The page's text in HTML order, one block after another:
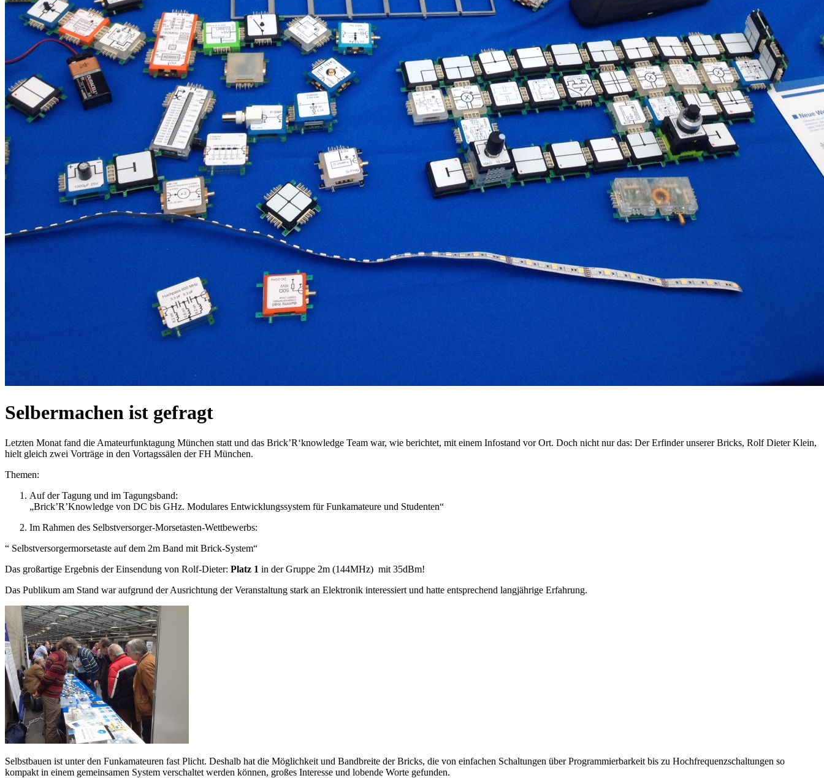
Selbermachen ist gefragt
Letzten Monat fand die Amateurfunktagung München statt und das Brick’R‘knowledge Team war, wie berichtet, mit einem Infostand vor Ort. Doch nicht nur das: Der Erfinder unserer Bricks, Rolf Dieter Klein,
hielt gleich zwei Vorträge in den Vortagssälen der FH München.
Themen:
Auf der Tagung und im Tagungsband:
„Brick’R’Knowledge von DC bis GHz. Modulares Entwicklungssystem für Funkamateure und Studenten“
Im Rahmen des Selbstversorger-Morsetasten-Wettbewerbs:
“ Selbstversorgermorsetaste auf dem 2m Band mit Brick-System“
Das großartige Ergebnis der Einsendung von Rolf-Dieter: Platz 1 in der Gruppe 2m (144MHz) mit 35dBm!
Das Publikum am Stand war aufgrund der Ausrichtung der Veranstaltung stark an Elektronik interessiert und hatte entsprechend langjährige Erfahrung.
Selbstbauen ist unter den Funkamateuren fast Plicht. Deshalb hat die Möglichkeit und Bandbreite der Bricks, die von einfachen Schaltungen über Programmierbarkeit bis zu Hochfrequenzschaltungen so
kompakt in einem gemeinsamen System verschaltet werden können, großes Interesse und lobende Worte gefunden.